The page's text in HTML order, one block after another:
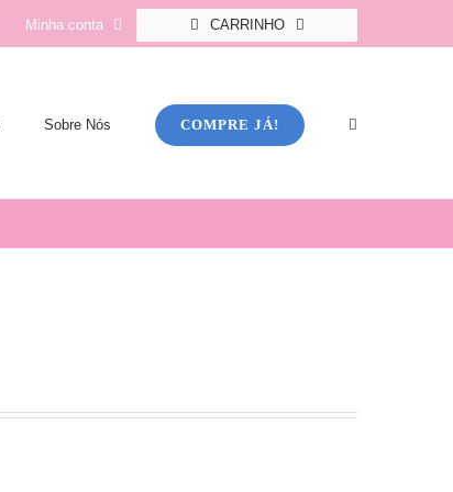
Minha conta CARRINHO
Sobre Nós COMPRE JÁ!